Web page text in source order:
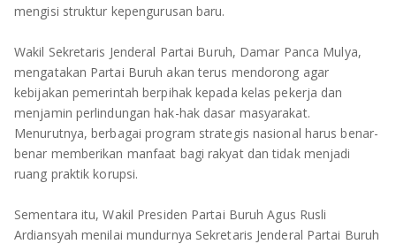
PRINGSEWU
mengisi struktur kepengurusan baru.
Wakil Sekretaris Jenderal Partai Buruh, Damar Panca Mulya,
mengatakan Partai Buruh akan terus mendorong agar
kebijakan pemerintah berpihak kepada kelas pekerja dan
menjamin perlindungan hak-hak dasar masyarakat.
Menurutnya, berbagai program strategis nasional harus benar-
benar memberikan manfaat bagi rakyat dan tidak menjadi
ruang praktik korupsi.
Sementara itu, Wakil Presiden Partai Buruh Agus Rusli
Ardiansyah menilai mundurnya Sekretaris Jenderal Partai Buruh